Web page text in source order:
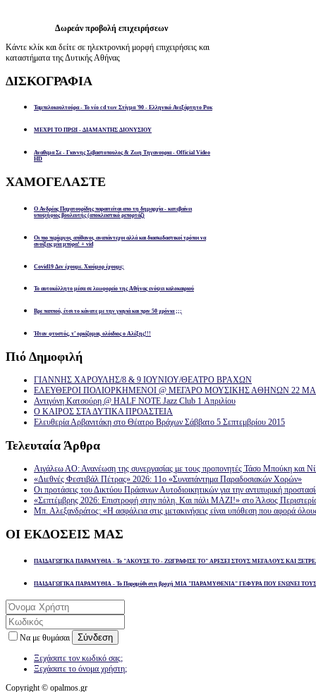
Δωρεάν προβολή επιχειρήσεων
Κάντε κλίκ και δείτε σε ηλεκτρονική μορφή επιχειρήσεις και
καταστήματα της Δυτικής Αθήνας
ΔΙΣΚΟΓΡΑΦΙΑ
Ταμπελοκουλτούρα - Το νέο cd των Στίγμα '90 - Ελληνικό Ανεξάρτητο Ροκ
ΜΕΧΡΙ ΤΟ ΠΡΩΙ - ΔΙΑΜΑΝΤΗΣ ΔΙΟΝΥΣΙΟΥ
Αναθεμα Σε - Γιαννης Σεβαστοπουλος & Ζωη Τηγανουρια - Official Video
HD
ΧΑΜΟΓΕΛΑΣΤΕ
Ο Ανδρέας Παχατουρίδης παραιτείται απο τη δημαρχία - κατεβαίνει
υποψήφιος βουλευτής (αποκλειστικό ρεπορτάζ)
Οι πιο περίεργοι, απίθανοι, αναπάντεχοι αλλά και διασκεδαστικοί τρόποι να
ανοίξεις μία μπύρα! + vid
Covid19 Δεν έχουμε. Χιούμορ έχουμε;
Το αυτοκόλλητο μέσα σε λεωφορείο της Αθήνας ενόψει καλοκαιριού
Βρε παππού, έτσι το κάνατε με την γιαγιά και πριν 50 χρόνια ;;;
Ήταν φτυστός, τ’ ορκίζομαι, ολόιδιος ο Αλέξης!!!
Πιό Δημοφιλή
ΓΙΑΝΝΗΣ ΧΑΡΟΥΛΗΣ/8 & 9 ΙΟΥΝΙΟΥ/ΘΕΑΤΡΟ ΒΡΑΧΩΝ
ΕΛΕΥΘΕΡΟΙ ΠΟΛΙΟΡΚΗΜΕΝΟΙ @ ΜΕΓΑΡΟ ΜΟΥΣΙΚΗΣ ΑΘΗΝΩΝ 22
Αντιγόνη Κατσούρη @ HALF NOTE Jazz Club 1 Απριλίου
Ο ΚΑΙΡΟΣ ΣΤΑ ΔΥΤΙΚΑ ΠΡΟΑΣΤΕΙΑ
Ελευθερία Αρβανιτάκη στο Θέατρο Βράχων Σάββατο 5 Σεπτεμβρίου 2015
Τελευταία Άρθρα
Αιγάλεω ΑΟ: Ανανέωση της συνεργασίας με τους προπονητές Τάσο Μπούκη και
«Διεθνές Φεστιβάλ Πέτρας» 2026: 11ο «Συναπάντημα Παραδοσιακών Χορών»
Οι προτάσεις του Δικτύου Πράσινων Αυτοδιοικητικών για την αντιπυρική
«Σεπτέμβρης 2026: Επιστροφή στην πόλη. Και πάλι ΜΑΖΙ!» στο Άλσος
Μπ. Αλεξανδράτος: «Η ασφάλεια στις μετακινήσεις είναι υπόθεση που αφορά
ΟΙ ΕΚΔΟΣΕΙΣ ΜΑΣ
ΠΑΙΔΑΓΩΓΙΚΑ ΠΑΡΑΜΥΘΙΑ - Το "ΑΚΟΥΣΕ ΤΟ - ΖΩΓΡΑΦΙΣΕ ΤΟ" ΑΡΕΣΕΙ ΣΤΟΥΣ ΜΕΓΑΛΟΥΣ ΚΑΙ
ΠΑΙΔΑΓΩΓΙΚΑ ΠΑΡΑΜΥΘΙΑ - Το Παραμύθι στη βροχή ΜΙΑ "ΠΑΡΑΜΥΘΕΝΙΑ" ΓΕΦΥΡΑ ΠΟΥ ΕΝΩΝΕΙ
Να με θυμάσαι Σύνδεση
Ξεχάσατε τον κωδικό σας;
Ξεχάσατε το όνομα χρήστη;
Copyright © opalmos.gr